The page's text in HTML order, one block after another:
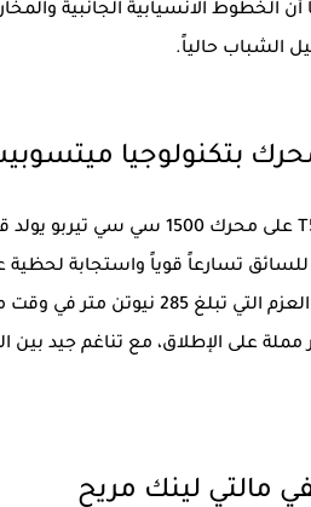
الخطوط الانسيابية الجانبية
الشباب حالياً.
تسارعاً قوياً واستجابة لحظية
حيث يشعر السائق بدفعة العزم
مملة على الإطلاق، مع تناغم جيد